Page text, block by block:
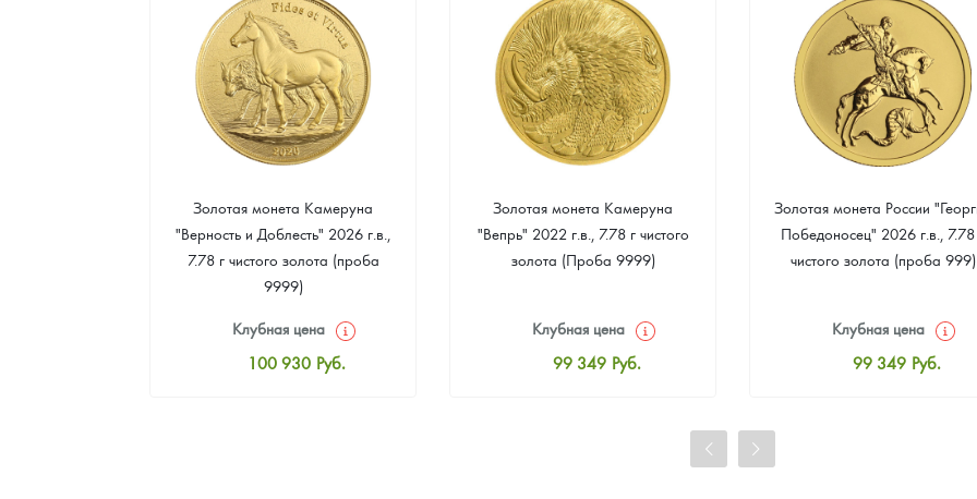
Золотая монета Камеруна
"Верность и Доблесть" 2026 г.в.,
7.78 г чистого золота (проба
9999)
Клубная цена
100 930 Руб.
Золотая монета Камеруна
"Вепрь" 2022 г.в., 7.78 г чистого
золота (Проба 9999)
Клубная цена
99 349 Руб.
Золотая монета России
Победоносец" 2026 г.в., 7.78
чистого золота (проба 999)
Клубная цена
99 349 Руб.